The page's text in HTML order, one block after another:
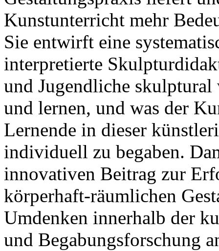
Kunstunterricht mehr
Sie entwirft eine
interpretierte
und Jugendliche skulptural
und lernen, und was der
Lernende in dieser
individuell zu begaben.
innovativen Beitrag zur
körperhaft-räumlichen
Umdenken innerhalb der
und Begabungsforschung